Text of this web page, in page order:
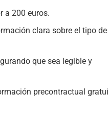
a 200 euros.
clara sobre el tipo
que sea legible y
precontractual